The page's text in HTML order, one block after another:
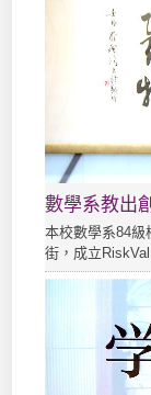
數學系教出
本校數學系84
街，成立